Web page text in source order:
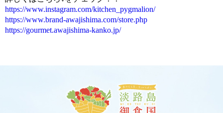
https://www.instagram.com/kitchen_pygmalion/
https://www.brand-awajishima.com/store.php
https://gourmet.awajishima-kanko.jp/